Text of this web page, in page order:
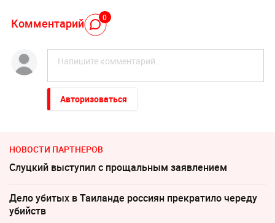
Комментарий 0
Авторизоваться
НОВОСТИ ПАРТНЕРОВ
Слуцкий выступил с прощальным заявлением
Дело убитых в Таиланде россиян прекратило череду
убийств